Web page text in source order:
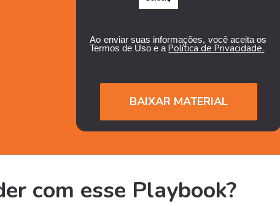
Ao enviar suas informações, você aceita os
Termos de Uso e aPolítica de Privacidade.
com esse Playbook?